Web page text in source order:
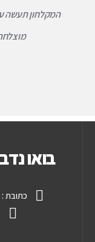
המקלחון תעשה
בואו
כתובת : ארתור